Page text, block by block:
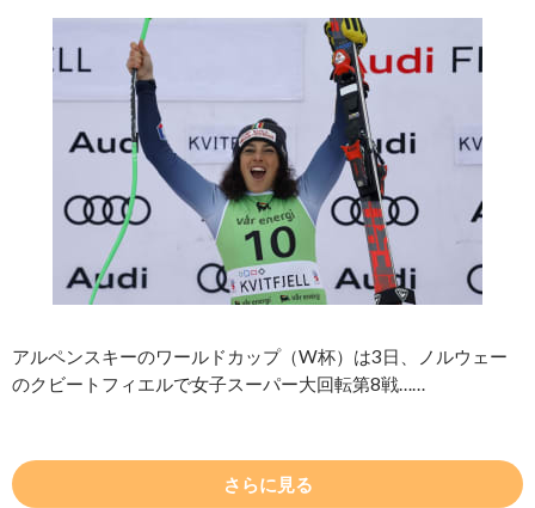
アルペンスキーのワールドカップ（W杯）は3日、ノルウェー
のクビートフィエルで女子スーパー大回転第8戦……
さらに見る